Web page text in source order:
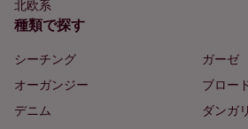
北欧系
種類で探す
シーチング
ガーゼ
オーガンジー
ブロー
デニム
ダンガ